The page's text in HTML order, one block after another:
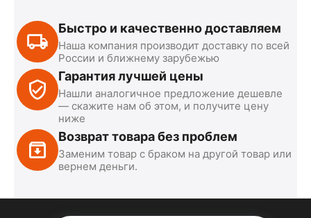
Быстро и качественно доставляем
Наша компания производит доставку по всей
России и ближнему зарубежью
Гарантия лучшей цены
Нашли аналогичное предложение дешевле
— скажите нам об этом, и получите цену
ниже
Возврат товара без проблем
Заменим товар с браком на другой товар или
вернем деньги.